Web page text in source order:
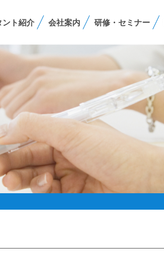
ント紹介 会社案内 研修・セミナー